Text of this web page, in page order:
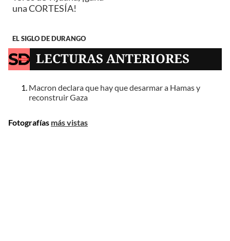
una CORTESÍA!
EL SIGLO DE DURANGO
LECTURAS ANTERIORES
Macron declara que hay que desarmar a Hamas y
reconstruir Gaza
Fotografías más vistas